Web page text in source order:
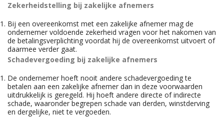
Zekerheidstelling bij zakelijke afnemers
Bij een overeenkomst met een zakelijke afnemer mag de
ondernemer voldoende zekerheid vragen voor het nakomen van
de betalingsverplichting voordat hij de overeenkomst uitvoert of
daarmee verder gaat.
Schadevergoeding bij zakelijke afnemers
De ondernemer hoeft nooit andere schadevergoeding te
betalen aan een zakelijke afnemer dan in deze voorwaarden
uitdrukkelijk is geregeld. Hij hoeft andere directe of indirecte
schade, waaronder begrepen schade van derden, winstderving
en dergelijke, niet te vergoeden.